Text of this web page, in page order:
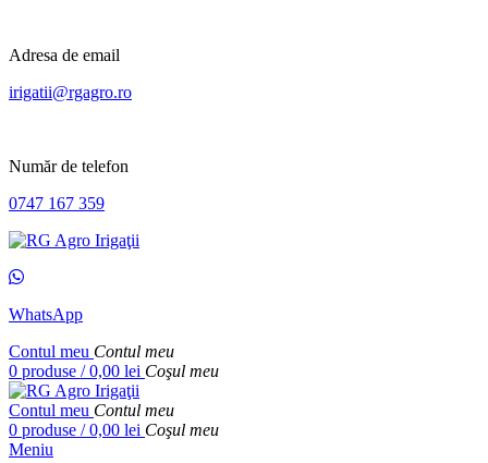
Adresa de email
irigatii@rgagro.ro
Număr de telefon
0747 167 359
WhatsApp
Contul meu Contul meu
0 produse / 0,00 lei Coşul meu
Contul meu Contul meu
0 produse / 0,00 lei Coşul meu
Meniu